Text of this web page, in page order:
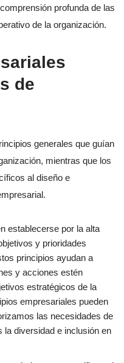
profunda de las
de la organización.
de
generales que guían
mientras que los
al diseño e
establecerse por la alta
y prioridades
principios ayudan a
y acciones estén
estratégicos de la
empresariales pueden
las necesidades de
la diversidad e inclusión en